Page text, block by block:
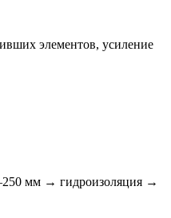
элементов, усиление
мм → гидроизоляция →